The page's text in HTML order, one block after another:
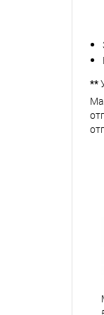
**